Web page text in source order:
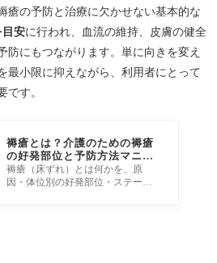
瘡の予防と治療に欠かせない基本的な
目安に行われ、血流の維持、皮膚の健全
防にもつながります。単に向きを変え
最小限に抑えながら、利用者にとって
です。
褥瘡とは？介護のための褥瘡
の好発部位と予防方法マニュ
アル
褥瘡（床ずれ）とは何かを、原
因・体位別の好発部位・ステージ